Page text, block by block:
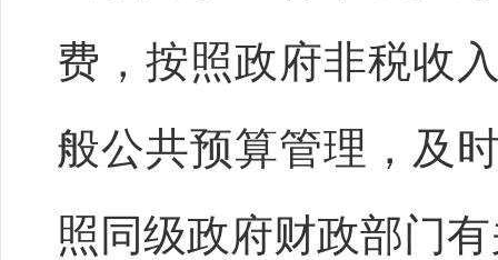
费，按照政府非税收
般公共预算管理，及
照同级政府财政部门